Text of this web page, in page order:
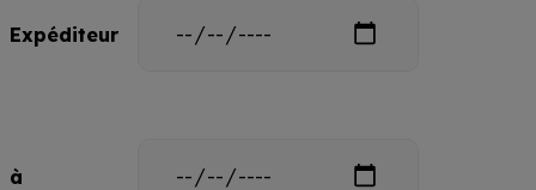
Expéditeur
à